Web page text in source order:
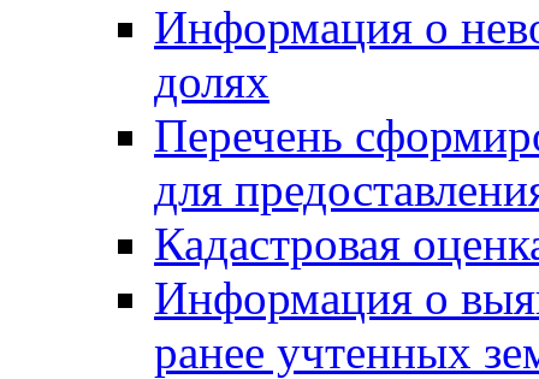
Информация о
долях
Перечень
для
Кадастровая
Информация о
ранее учтенных